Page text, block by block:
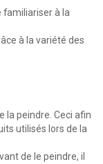
familiariser à la
à la variété des
la peindre. Ceci afin
utilisés lors de la
de le peindre, il